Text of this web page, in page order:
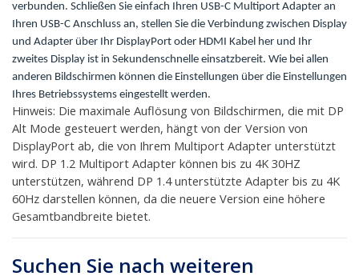
verbunden. Schließen Sie einfach Ihren USB-C Multiport Adapter an
Ihren USB-C Anschluss an, stellen Sie die Verbindung zwischen Display
und Adapter über Ihr DisplayPort oder HDMI Kabel her und Ihr
zweites Display ist in Sekundenschnelle einsatzbereit. Wie bei allen
anderen Bildschirmen können die Einstellungen über die Einstellungen
Ihres Betriebssystems eingestellt werden.
Hinweis: Die maximale Auflösung von Bildschirmen, die mit DP
Alt Mode gesteuert werden, hängt von der Version von
DisplayPort ab, die von Ihrem Multiport Adapter unterstützt
wird. DP 1.2 Multiport Adapter können bis zu 4K 30HZ
unterstützen, während DP 1.4 unterstützte Adapter bis zu 4K
60Hz darstellen können, da die neuere Version eine höhere
Gesamtbandbreite bietet.
Suchen Sie nach weiteren